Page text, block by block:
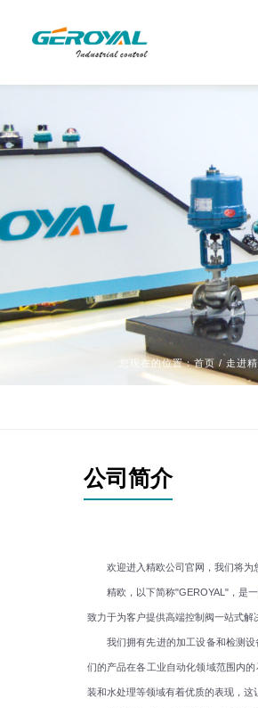
您现在的位置：首页 / 走进精
公司简介
欢迎进入精欧公司官网，我们将为
精欧，以下简称"GEROYAL"，是一
致力于为客户提供高端控制阀一站式解
我们拥有先进的加工设备和检测设
们的产品在各工业自动化领域范围内
装和水处理等领域有着优质的表现，这